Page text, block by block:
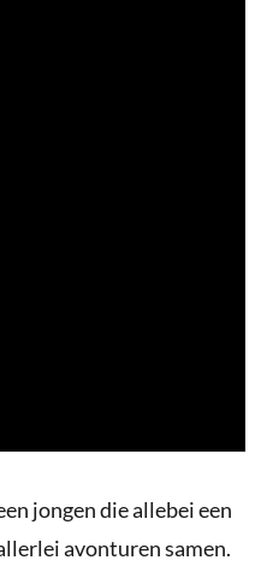
jongen die allebei een
avonturen samen.